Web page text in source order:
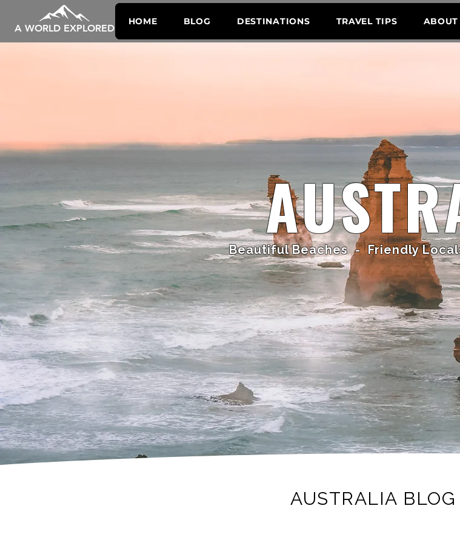
A WORLD EXPLORED
HOME BLOG DESTINATIONS TRAVEL TIPS ABOUT
Beautiful Beaches - Friendly
AUSTRALIA BLOG